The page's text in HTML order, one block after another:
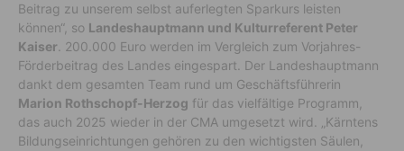
Beitrag zu unserem selbst auferlegten Sparkurs leisten
können“, so Landeshauptmann und Kulturreferent Peter
Kaiser . 200.000 Euro werden im Vergleich zum Vorjahres-
Förderbeitrag des Landes eingespart. Der Landeshauptmann
dankt dem gesamten Team rund um Geschäftsführerin
Marion Rothschopf-Herzog für das vielfältige Programm,
das auch 2025 wieder in der CMA umgesetzt wird. „Kärntens
Bildungseinrichtungen gehören zu den wichtigsten Säulen,